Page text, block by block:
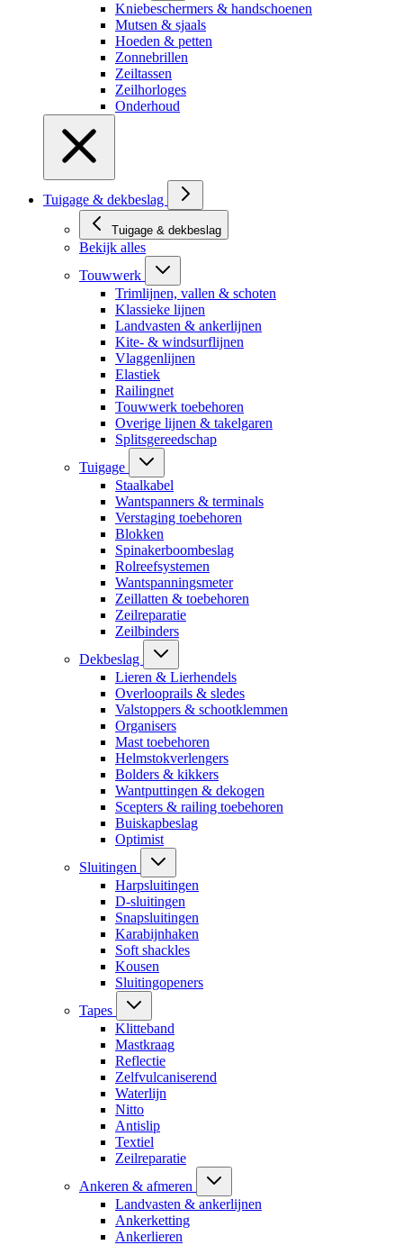
Kniebeschermers & handschoenen
Mutsen & sjaals
Hoeden & petten
Zonnebrillen
Zeiltassen
Zeilhorloges
Onderhoud
Tuigage & dekbeslag
Tuigage & dekbeslag
Bekijk alles
Touwwerk
Trimlijnen, vallen & schoten
Klassieke lijnen
Landvasten & ankerlijnen
Kite- & windsurflijnen
Vlaggenlijnen
Elastiek
Railingnet
Touwwerk toebehoren
Overige lijnen & takelgaren
Splitsgereedschap
Tuigage
Staalkabel
Wantspanners & terminals
Verstaging toebehoren
Blokken
Spinakerboombeslag
Rolreefsystemen
Wantspanningsmeter
Zeillatten & toebehoren
Zeilreparatie
Zeilbinders
Dekbeslag
Lieren & Lierhendels
Overlooprails & sledes
Valstoppers & schootklemmen
Organisers
Mast toebehoren
Helmstokverlengers
Bolders & kikkers
Wantputtingen & dekogen
Scepters & railing toebehoren
Buiskapbeslag
Optimist
Sluitingen
Harpsluitingen
D-sluitingen
Snapsluitingen
Karabijnhaken
Soft shackles
Kousen
Sluitingopeners
Tapes
Klitteband
Mastkraag
Reflectie
Zelfvulcaniserend
Waterlijn
Nitto
Antislip
Textiel
Zeilreparatie
Ankeren & afmeren
Landvasten & ankerlijnen
Ankerketting
Ankerlieren